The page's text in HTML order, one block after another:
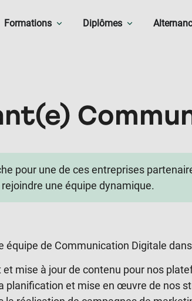
Formations Diplômes
pour une de ces entreprises
une équipe dynamique.
équipe de Communication Digitale
mise à jour de contenu pour nos
planification et mise en œuvre de nos